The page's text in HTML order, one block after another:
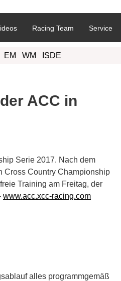
Racing Team Service
EM WM ISDE
ACC in
Serie 2017. Nach dem
Cross Country Championship
Training am Freitag, der
www.acc.xcc-racing.com
alles programmgemäß